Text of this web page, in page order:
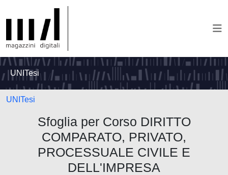
UNITesi
UNITesi
Sfoglia per Corso DIRITTO
COMPARATO, PRIVATO,
PROCESSUALE CIVILE E
DELL'IMPRESA